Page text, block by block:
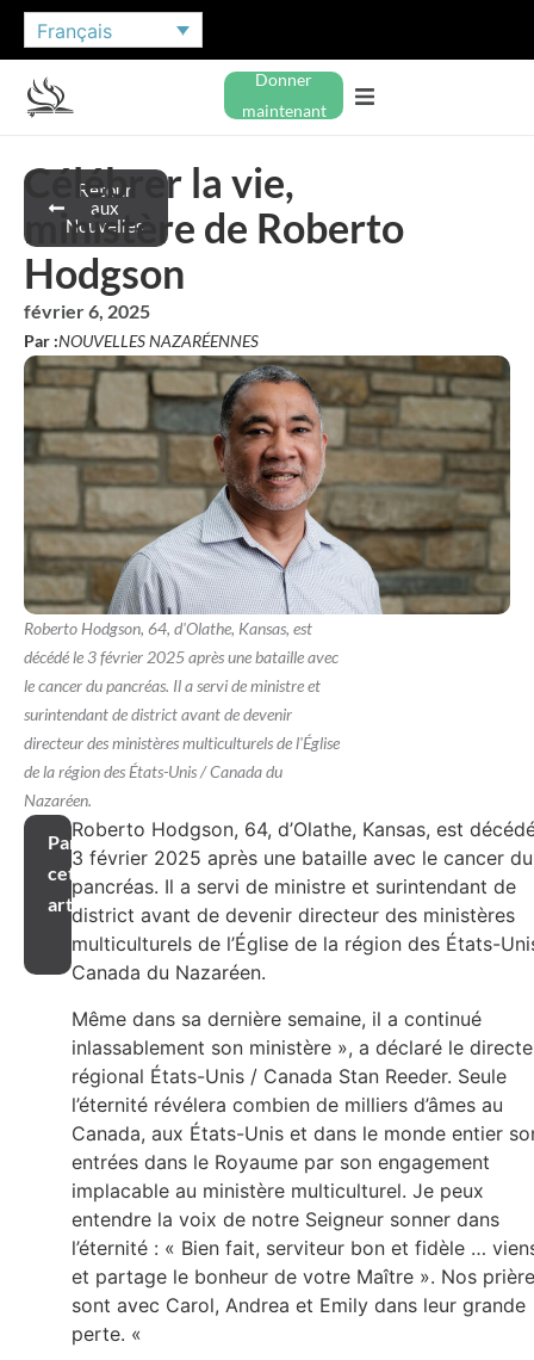
Français
Donner
maintenant
Retour
aux
Nouvelles
Célébrer la vie,
ministère de Roberto
Hodgson
février 6, 2025
Par :NOUVELLES NAZARÉENNES
Roberto Hodgson, 64, d'Olathe, Kansas, est
décédé le 3 février 2025 après une bataille avec
le cancer du pancréas. Il a servi de ministre et
surintendant de district avant de devenir
directeur des ministères multiculturels de l'Église
de la région des États-Unis / Canada du
Nazaréen.
Partager
cet
article
Roberto Hodgson, 64, d’Olathe, Kansas, est
3 février 2025 après une bataille avec le cancer du
pancréas. Il a servi de ministre et surintendant de
district avant de devenir directeur des ministères
multiculturels de l’Église de la région des États-
Canada du Nazaréen.
Même dans sa dernière semaine, il a continué
inlassablement son ministère », a déclaré le
régional États-Unis / Canada Stan Reeder. Seule
l’éternité révélera combien de milliers d’âmes au
Canada, aux États-Unis et dans le monde entier
entrées dans le Royaume par son engagement
implacable au ministère multiculturel. Je peux
entendre la voix de notre Seigneur sonner dans
l’éternité : « Bien fait, serviteur bon et fidèle …
et partage le bonheur de votre Maître ». Nos
sont avec Carol, Andrea et Emily dans leur grande
perte. «